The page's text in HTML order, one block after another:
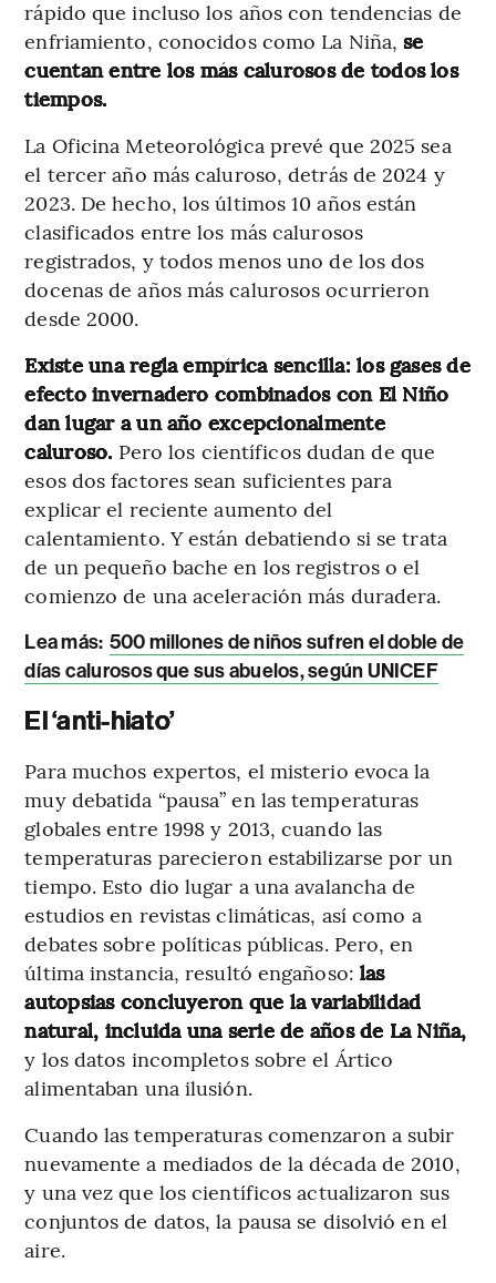
rápido que incluso los años con tendencias de
enfriamiento, conocidos como La Niña,se
cuentan entre los más calurosos de todos los
tiempos.
La Oficina Meteorológica prevé que 2025 sea
el tercer año más caluroso, detrás de 2024 y
2023. De hecho, los últimos 10 años están
clasificados entre los más calurosos
registrados, y todos menos uno de los dos
docenas de años más calurosos ocurrieron
desde 2000.
Existe una regla empírica sencilla: los gases de
efecto invernadero combinados con El Niño
dan lugar a un año excepcionalmente
caluroso. Pero los científicos dudan de que
esos dos factores sean suficientes para
explicar el reciente aumento del
calentamiento. Y están debatiendo si se trata
de un pequeño bache en los registros o el
comienzo de una aceleración más duradera.
Lea más: 500 millones de niños sufren el doble de
días calurosos que sus abuelos, según UNICEF
El ‘anti-hiato’
Para muchos expertos, el misterio evoca la
muy debatida “pausa” en las temperaturas
globales entre 1998 y 2013, cuando las
temperaturas parecieron estabilizarse por un
tiempo. Esto dio lugar a una avalancha de
estudios en revistas climáticas, así como a
debates sobre políticas públicas. Pero, en
última instancia, resultó engañoso: las
autopsias concluyeron que la variabilidad
natural, incluida una serie de años de La Niña,
y los datos incompletos sobre el Ártico
alimentaban una ilusión.
Cuando las temperaturas comenzaron a subir
nuevamente a mediados de la década de 2010,
y una vez que los científicos actualizaron sus
conjuntos de datos, la pausa se disolvió en el
aire.